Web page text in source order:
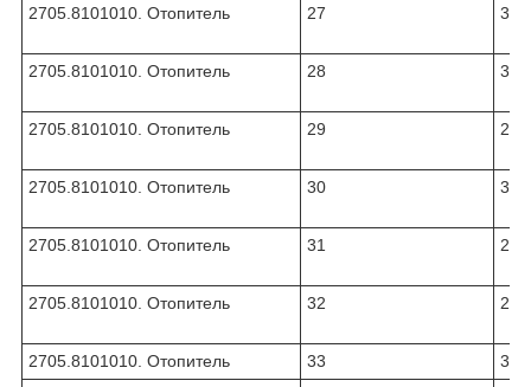
2705.8101010. Отопитель 27
2705.8101010. Отопитель 28
2705.8101010. Отопитель 29
2705.8101010. Отопитель 30
2705.8101010. Отопитель 31
2705.8101010. Отопитель 32
2705.8101010. Отопитель 33